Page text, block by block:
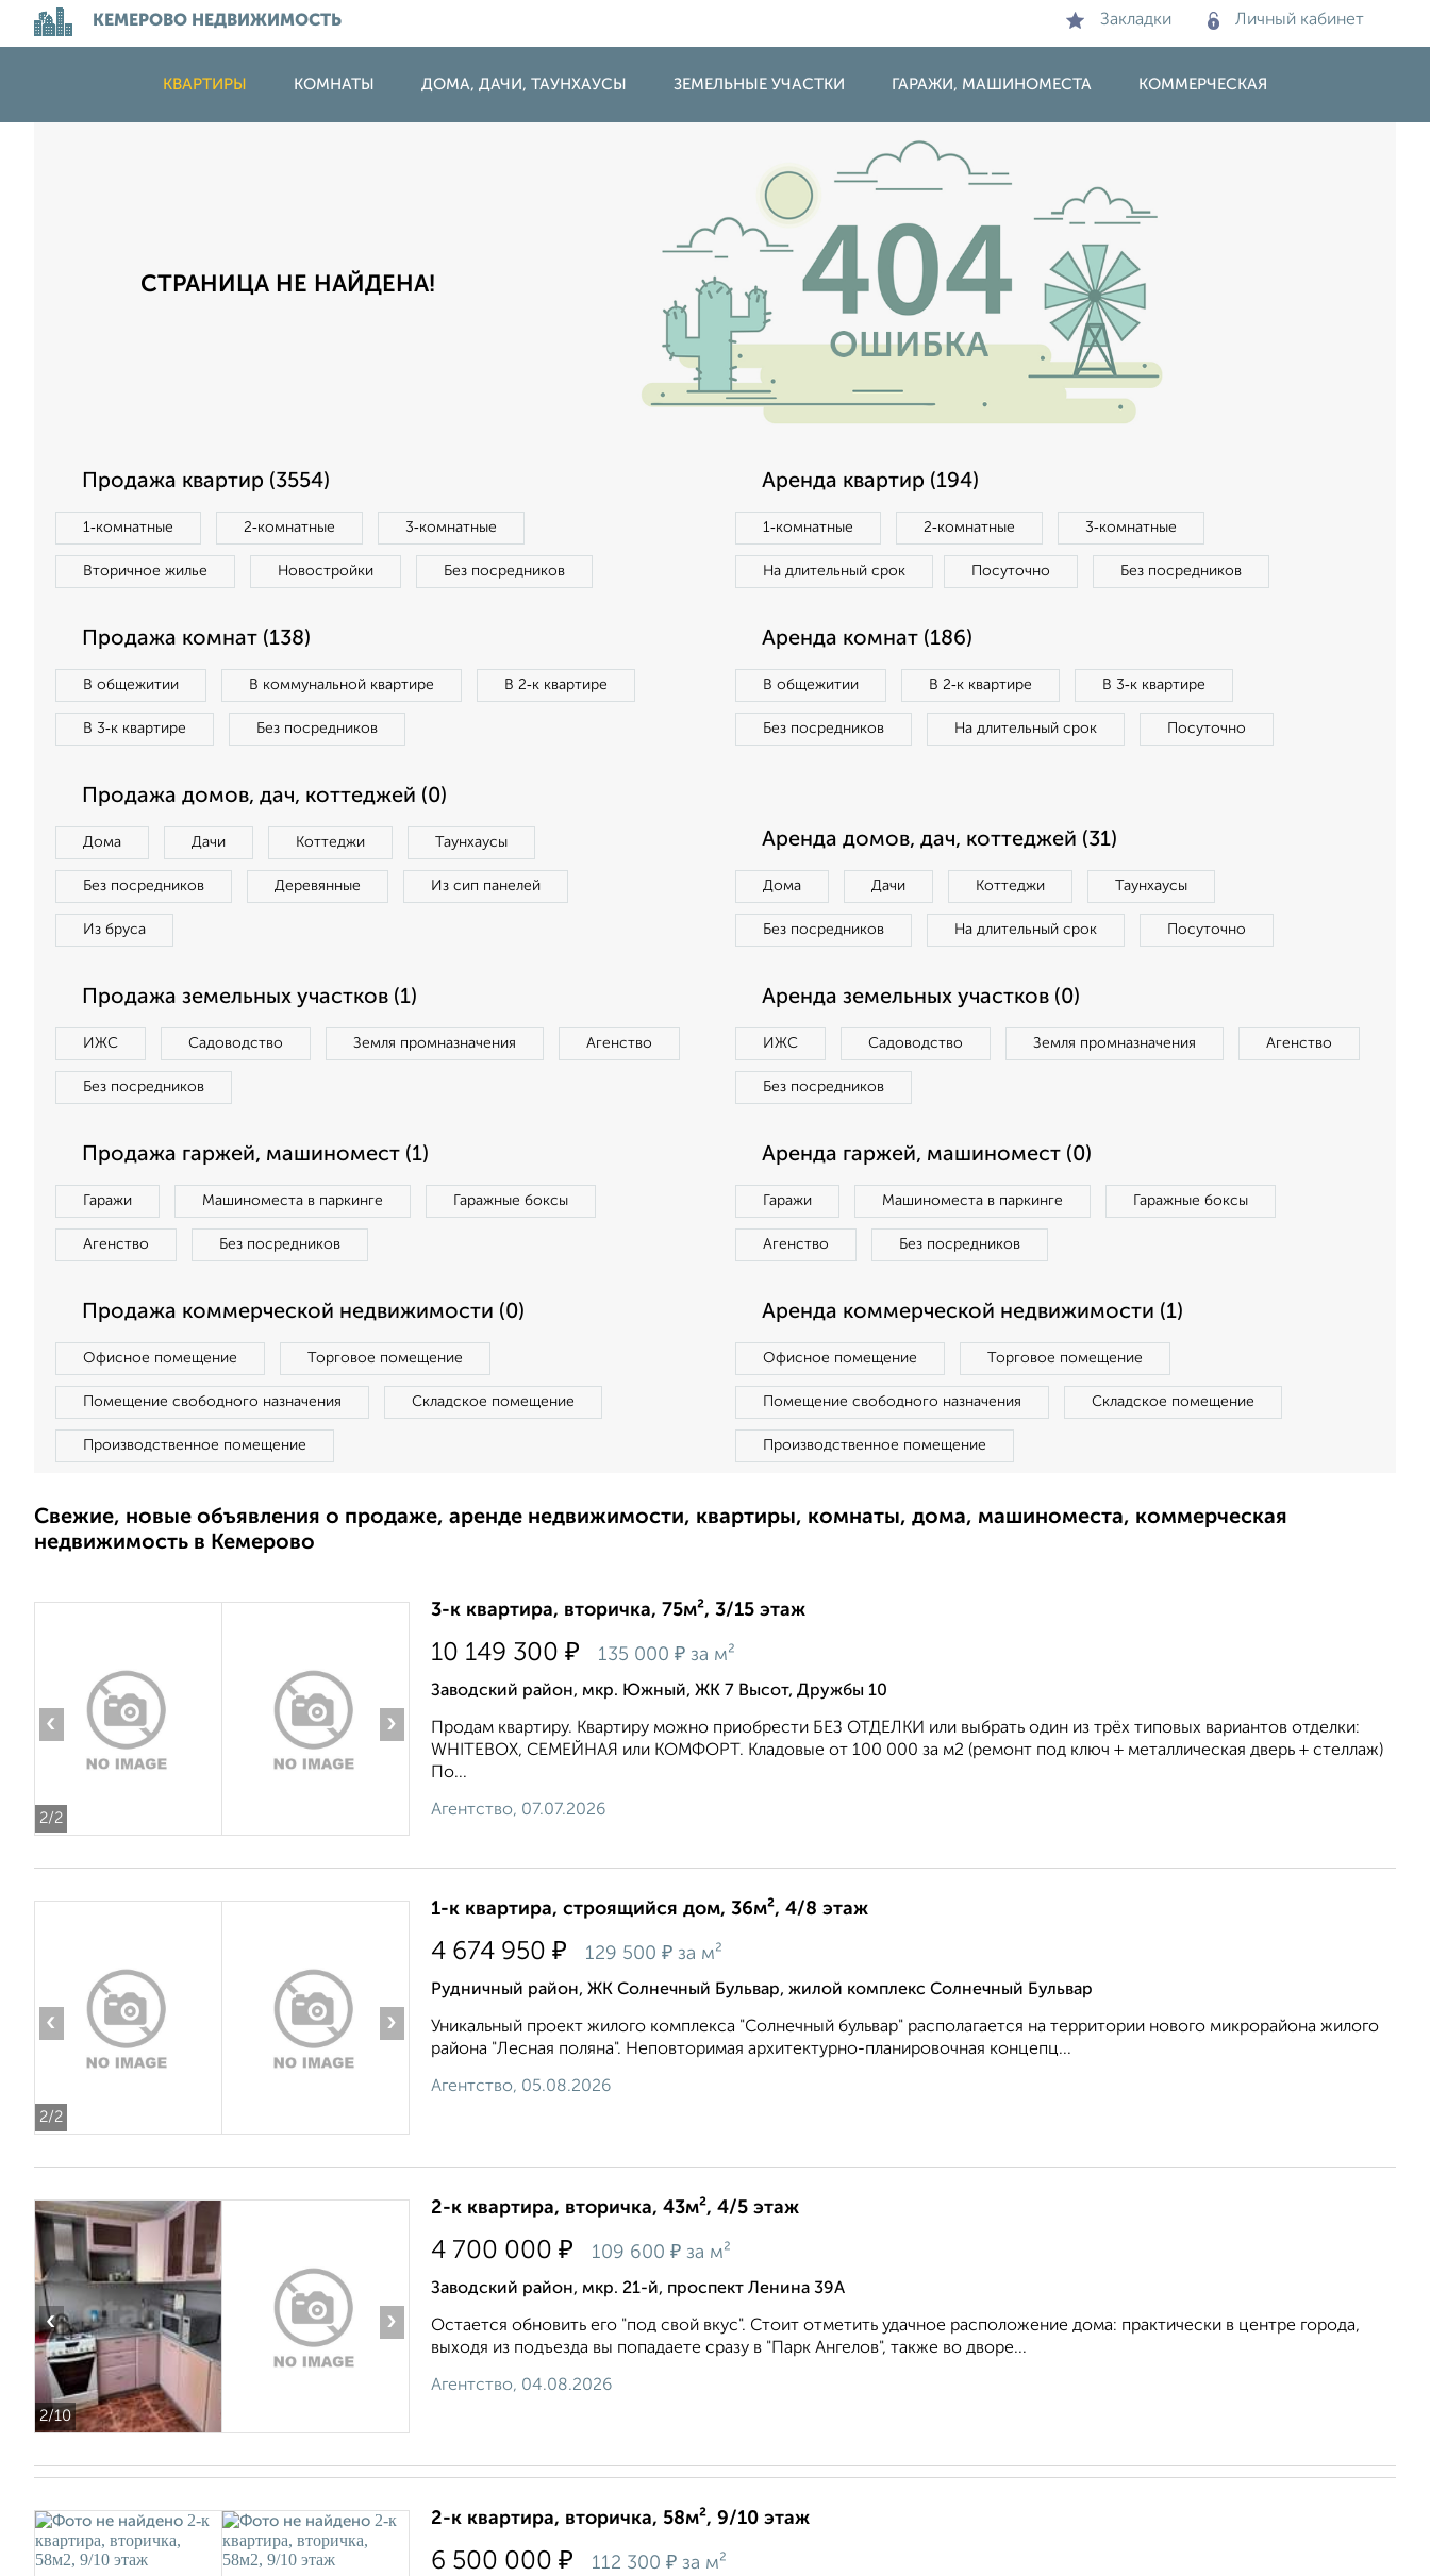
КЕМЕРОВО НЕДВИЖИМОСТЬ Закладки Личный кабинет
КВАРТИРЫ КОМНАТЫ ДОМА, ДАЧИ, ТАУНХАУСЫ ЗЕМЕЛЬНЫЕ УЧАСТКИ ГАРАЖИ, МАШИНОМЕСТА КОММЕРЧЕСКАЯ
СТРАНИЦА НЕ НАЙДЕНА!
Продажа квартир (3554)
1‑комнатные 2‑комнатные 3‑комнатные
Вторичное жилье Новостройки Без посредников
Аренда квартир (194)
1‑комнатные 2‑комнатные 3‑комнатные
На длительный срок Посуточно Без посредников
Продажа комнат (138)
В общежитии В коммунальной квартире В 2‑к квартире
В 3‑к квартире Без посредников
Аренда комнат (186)
В общежитии В 2‑к квартире В 3‑к квартире
Без посредников На длительный срок Посуточно
Продажа домов, дач, коттеджей (0)
Дома Дачи Коттеджи Таунхаусы
Без посредников Деревянные Из сип панелей
Из бруса
Аренда домов, дач, коттеджей (31)
Дома Дачи Коттеджи Таунхаусы
Без посредников На длительный срок Посуточно
Продажа земельных участков (1)
ИЖС Садоводство Земля промназначения Агенство
Без посредников
Аренда земельных участков (0)
ИЖС Садоводство Земля промназначения Агенство
Без посредников
Продажа гаржей, машиномест (1)
Гаражи Машиноместа в паркинге Гаражные боксы
Агенство Без посредников
Аренда гаржей, машиномест (0)
Гаражи Машиноместа в паркинге Гаражные боксы
Агенство Без посредников
Продажа коммерческой недвижимости (0)
Офисное помещение Торговое помещение
Помещение свободного назначения Складское помещение
Производственное помещение
Аренда коммерческой недвижимости (1)
Офисное помещение Торговое помещение
Помещение свободного назначения Складское помещение
Производственное помещение
Свежие, новые объявления о продаже, аренде недвижимости, квартиры, комнаты, дома, машиноместа, коммерческая
недвижимость в Кемерово
2/2
‹ ›
3-к квартира, вторичка, 75м², 3/15 этаж
10 149 300 ₽ 135 000 ₽ за м²
Заводский район, мкр. Южный, ЖК 7 Высот, Дружбы 10
Продам квартиру. Квартиру можно приобрести БЕЗ ОТДЕЛКИ или выбрать один из трёх типовых вариантов отделки:
WHITEBOX, СЕМЕЙНАЯ или КОМФОРТ. Кладовые от 100 000 за м2 (ремонт под ключ + металлическая дверь + стеллаж)
По...
Агентство, 07.07.2026
2/2
‹ ›
1-к квартира, строящийся дом, 36м², 4/8 этаж
4 674 950 ₽ 129 500 ₽ за м²
Рудничный район, ЖК Солнечный Бульвар, жилой комплекс Солнечный Бульвар
Уникальный проект жилого комплекса "Солнечный бульвар" располагается на территории нового микрорайона жилого
района "Лесная поляна". Неповторимая архитектурно-планировочная концепц...
Агентство, 05.08.2026
2/10
‹ ›
2-к квартира, вторичка, 43м², 4/5 этаж
4 700 000 ₽ 109 600 ₽ за м²
Заводский район, мкр. 21-й, проспект Ленина 39А
Остается обновить его "под свой вкус". Стоит отметить удачное расположение дома: практически в центре города,
выходя из подъезда вы попадаете сразу в "Парк Ангелов", также во дворе...
Агентство, 04.08.2026
2-к квартира, вторичка, 58м², 9/10 этаж
6 500 000 ₽ 112 300 ₽ за м²